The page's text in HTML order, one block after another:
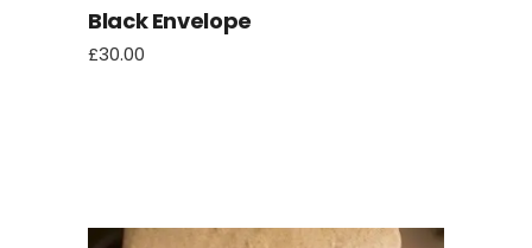
Black Envelope
£30.00